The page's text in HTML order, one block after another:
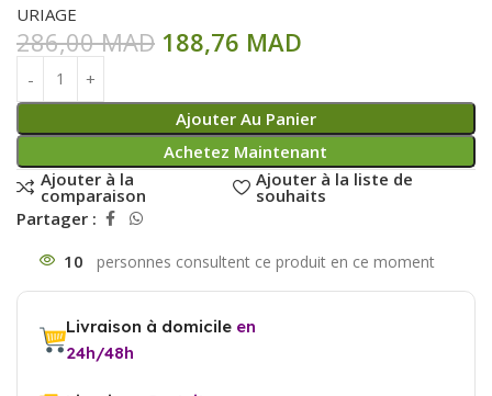
URIAGE
286,00MAD 188,76 MAD
Ajouter Au Panier
Achetez Maintenant
Ajouter à la
comparaison
Ajouter à la liste de
souhaits
Partager :
10
Livraison à domicile en
24h/48h